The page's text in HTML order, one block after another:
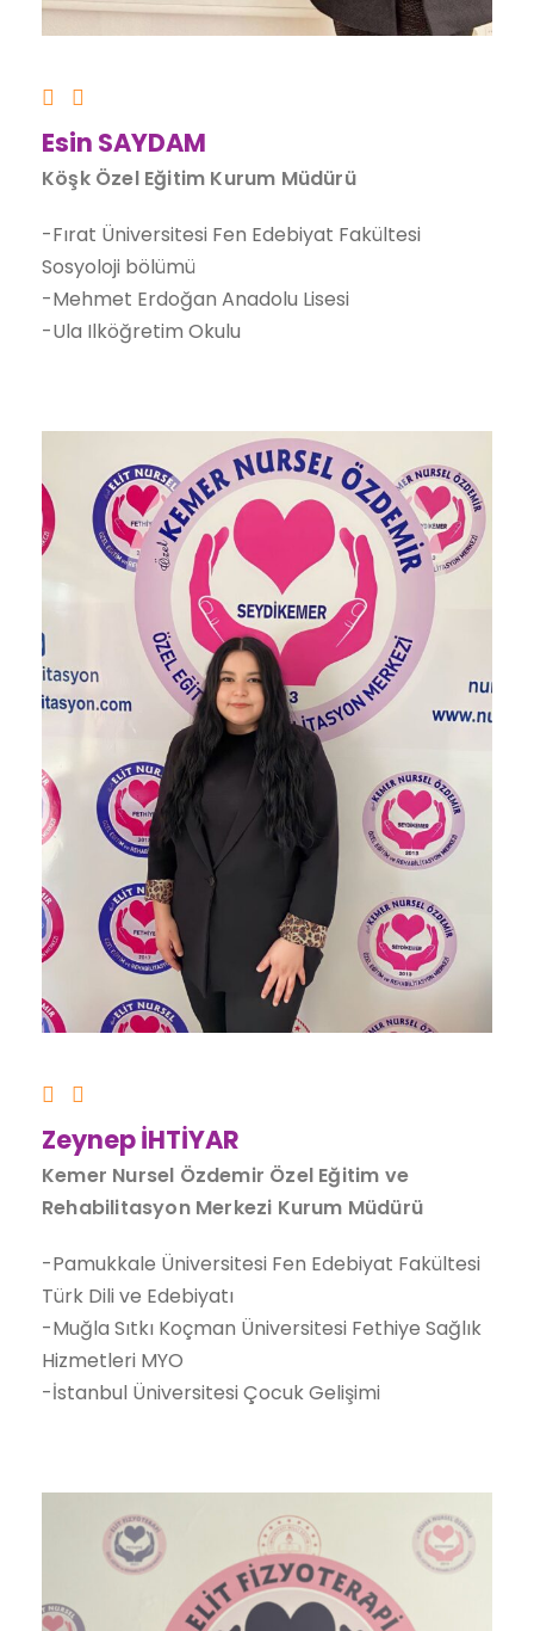
Esin SAYDAM
Köşk Özel Eğitim Kurum Müdürü
-Fırat Üniversitesi Fen Edebiyat Fakültesi
Sosyoloji bölümü
-Mehmet Erdoğan Anadolu Lisesi
-Ula Ilköğretim Okulu
Zeynep İHTİYAR
Kemer Nursel Özdemir Özel Eğitim ve
Rehabilitasyon Merkezi Kurum Müdürü
-Pamukkale Üniversitesi Fen Edebiyat Fakültesi
Türk Dili ve Edebiyatı
-Muğla Sıtkı Koçman Üniversitesi Fethiye Sağlık
Hizmetleri MYO
-İstanbul Üniversitesi Çocuk Gelişimi